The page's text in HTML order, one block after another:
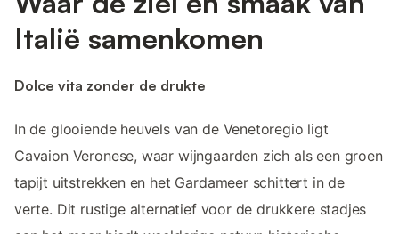
Italië samenkomen
Dolce vita zonder de drukte
In de glooiende heuvels van de Venetoregio ligt
Cavaion Veronese, waar wijngaarden zich als een groen
tapijt uitstrekken en het Gardameer schittert in de
verte. Dit rustige alternatief voor de drukkere stadjes